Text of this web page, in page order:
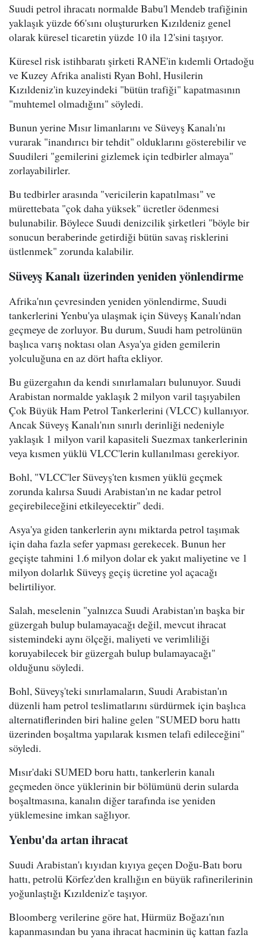
Suudi petrol ihracatı normalde Babu'l Mendeb trafiğinin
yaklaşık yüzde 66'sını oluştururken Kızıldeniz genel
olarak küresel ticaretin yüzde 10 ila 12'sini taşıyor.
Küresel risk istihbaratı şirketi RANE'in kıdemli Ortadoğu
ve Kuzey Afrika analisti Ryan Bohl, Husilerin
Kızıldeniz'in kuzeyindeki "bütün trafiği" kapatmasının
"muhtemel olmadığını" söyledi.
Bunun yerine Mısır limanlarını ve Süveyş Kanalı'nı
vurarak "inandırıcı bir tehdit" olduklarını gösterebilir ve
Suudileri "gemilerini gizlemek için tedbirler almaya"
zorlayabilirler.
Bu tedbirler arasında "vericilerin kapatılması" ve
mürettebata "çok daha yüksek" ücretler ödenmesi
bulunabilir. Böylece Suudi denizcilik şirketleri "böyle bir
sonucun beraberinde getirdiği bütün savaş risklerini
üstlenmek" zorunda kalabilir.
Süveyş Kanalı üzerinden yeniden yönlendirme
Afrika'nın çevresinden yeniden yönlendirme, Suudi
tankerlerini Yenbu'ya ulaşmak için Süveyş Kanalı'ndan
geçmeye de zorluyor. Bu durum, Suudi ham petrolünün
başlıca varış noktası olan Asya'ya giden gemilerin
yolculuğuna en az dört hafta ekliyor.
Bu güzergahın da kendi sınırlamaları bulunuyor. Suudi
Arabistan normalde yaklaşık 2 milyon varil taşıyabilen
Çok Büyük Ham Petrol Tankerlerini (VLCC) kullanıyor.
Ancak Süveyş Kanalı'nın sınırlı derinliği nedeniyle
yaklaşık 1 milyon varil kapasiteli Suezmax tankerlerinin
veya kısmen yüklü VLCC'lerin kullanılması gerekiyor.
Bohl, "VLCC'ler Süveyş'ten kısmen yüklü geçmek
zorunda kalırsa Suudi Arabistan'ın ne kadar petrol
geçirebileceğini etkileyecektir" dedi.
Asya'ya giden tankerlerin aynı miktarda petrol taşımak
için daha fazla sefer yapması gerekecek. Bunun her
geçişte tahmini 1.6 milyon dolar ek yakıt maliyetine ve 1
milyon dolarlık Süveyş geçiş ücretine yol açacağı
belirtiliyor.
Salah, meselenin "yalnızca Suudi Arabistan'ın başka bir
güzergah bulup bulamayacağı değil, mevcut ihracat
sistemindeki aynı ölçeği, maliyeti ve verimliliği
koruyabilecek bir güzergah bulup bulamayacağı"
olduğunu söyledi.
Bohl, Süveyş'teki sınırlamaların, Suudi Arabistan'ın
düzenli ham petrol teslimatlarını sürdürmek için başlıca
alternatiflerinden biri haline gelen "SUMED boru hattı
üzerinden boşaltma yapılarak kısmen telafi edileceğini"
söyledi.
Mısır'daki SUMED boru hattı, tankerlerin kanalı
geçmeden önce yüklerinin bir bölümünü derin sularda
boşaltmasına, kanalın diğer tarafında ise yeniden
yüklemesine imkan sağlıyor.
Yenbu'da artan ihracat
Suudi Arabistan'ı kıyıdan kıyıya geçen Doğu-Batı boru
hattı, petrolü Körfez'den krallığın en büyük rafinerilerinin
yoğunlaştığı Kızıldeniz'e taşıyor.
Bloomberg verilerine göre hat, Hürmüz Boğazı'nın
kapanmasından bu yana ihracat hacminin üç kattan fazla